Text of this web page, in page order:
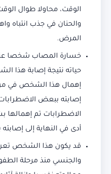
الوقت، محاولا طوال
والحنان في جذب انتباه
المرض.
خسارة المصاب شخصا
حياته نتيجة إصابة هذا
إهمال هذا الشخص في
إصابته ببعض
الاضطرابات تم إهمالها
أدى في النهاية إلى
قد يكون هذا الشخص
والجنسي منذ مرحلة